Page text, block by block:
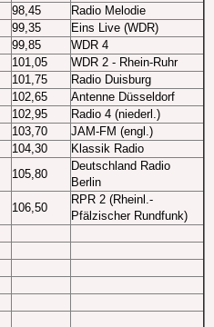
98,45
Radio Melodie
99,35
Eins Live (WDR)
99,85
WDR 4
101,05
WDR 2 - Rhein-Ruhr
101,75
Radio Duisburg
102,65
Antenne Düsseldorf
102,95
Radio 4 (niederl.)
103,70
JAM-FM (engl.)
104,30
Klassik Radio
105,80
Deutschland Radio
Berlin
106,50
RPR 2 (Rheinl.-
Pfälzischer Rundfunk)